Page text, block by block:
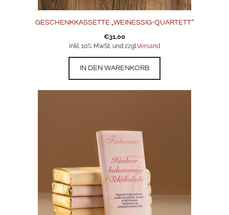
GESCHENKKASSETTE „WEINESSIG-QUARTETT“
€31,00
inkl. 10% MwSt. und zzgl. Versand
IN DEN WARENKORB